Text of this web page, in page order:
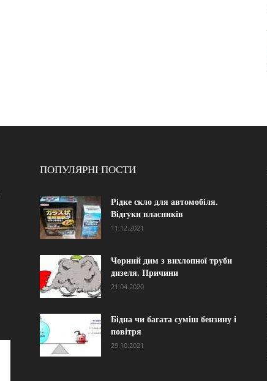
ПОПУЛЯРНІ ПОСТИ
Рідке скло для автомобіля.
Відгуки власників
11.12.2021
Чорний дим з вихлопної труби
дизеля. Причини
21.04.2020
Бідна чи багата суміш бензину і
повітря
29.10.2021